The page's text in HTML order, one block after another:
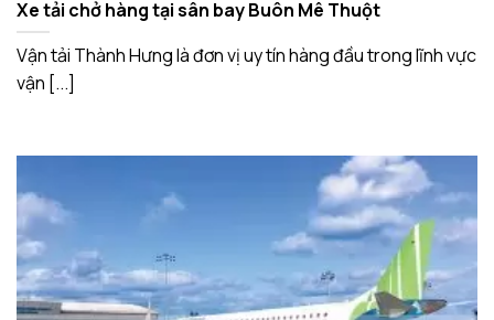
Xe tải chở hàng tại sân bay Buôn Mê Thuột
Vận tải Thành Hưng là đơn vị uy tín hàng đầu trong lĩnh vực
vận [...]